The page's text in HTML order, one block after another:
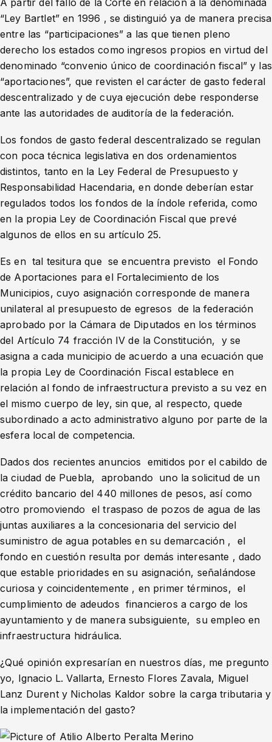
A partir del fallo de la Corte en relación a la denominada
“Ley Bartlet” en 1996 , se distinguió ya de manera precisa
entre las “participaciones” a las que tienen pleno
derecho los estados como ingresos propios en virtud del
denominado “convenio único de coordinación fiscal” y las
“aportaciones”, que revisten el carácter de gasto federal
descentralizado y de cuya ejecución debe responderse
ante las autoridades de auditoría de la federación.
Los fondos de gasto federal descentralizado se regulan
con poca técnica legislativa en dos ordenamientos
distintos, tanto en la Ley Federal de Presupuesto y
Responsabilidad Hacendaria, en donde deberían estar
regulados todos los fondos de la índole referida, como
en la propia Ley de Coordinación Fiscal que prevé
algunos de ellos en su artículo 25.
Es en tal tesitura que se encuentra previsto el Fondo
de Aportaciones para el Fortalecimiento de los
Municipios, cuyo asignación corresponde de manera
unilateral al presupuesto de egresos de la federación
aprobado por la Cámara de Diputados en los términos
del Artículo 74 fracción IV de la Constitución, y se
asigna a cada municipio de acuerdo a una ecuación que
la propia Ley de Coordinación Fiscal establece en
relación al fondo de infraestructura previsto a su vez en
el mismo cuerpo de ley, sin que, al respecto, quede
subordinado a acto administrativo alguno por parte de la
esfera local de competencia.
Dados dos recientes anuncios emitidos por el cabildo de
la ciudad de Puebla, aprobando uno la solicitud de un
crédito bancario del 440 millones de pesos, así como
otro promoviendo el traspaso de pozos de agua de las
juntas auxiliares a la concesionaria del servicio del
suministro de agua potables en su demarcación , el
fondo en cuestión resulta por demás interesante , dado
que estable prioridades en su asignación, señalándose
curiosa y coincidentemente , en primer términos, el
cumplimiento de adeudos financieros a cargo de los
ayuntamiento y de manera subsiguiente, su empleo en
infraestructura hidráulica.
¿Qué opinión expresarían en nuestros días, me pregunto
yo, Ignacio L. Vallarta, Ernesto Flores Zavala, Miguel
Lanz Durent y Nicholas Kaldor sobre la carga tributaria y
la implementación del gasto?